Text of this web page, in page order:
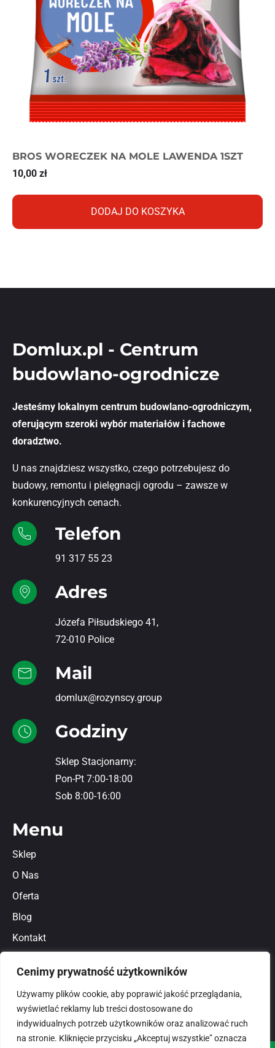
Cenimy prywatność użytkowników
Używamy plików cookie, aby poprawić jakość przeglądania,
wyświetlać reklamy lub treści dostosowane do
indywidualnych potrzeb użytkowników oraz analizować ruch
na stronie. Kliknięcie przycisku „Akceptuj wszystkie” oznacza
BROS WORECZEK NA MOLE LAWENDA 1SZT
10,00 zł
DODAJ DO KOSZYKA
Domlux.pl - Centrum
budowlano-ogrodnicze
Jesteśmy lokalnym centrum budowlano-ogrodniczym,
oferującym szeroki wybór materiałów i fachowe
doradztwo.
U nas znajdziesz wszystko, czego potrzebujesz do
budowy, remontu i pielęgnacji ogrodu – zawsze w
konkurencyjnych cenach.
Telefon
91 317 55 23
Adres
Józefa Piłsudskiego 41,
72-010 Police
Mail
domlux@rozynscy.group
Godziny
Sklep Stacjonarny:
Pon-Pt 7:00-18:00
Sob 8:00-16:00
Menu
Sklep
O Nas
Oferta
Blog
Kontakt
Polityka prywatności